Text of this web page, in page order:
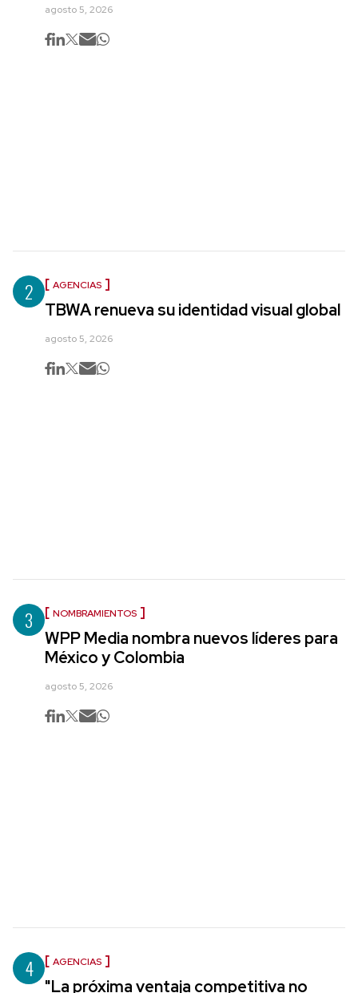
agosto 5, 2026
2 AGENCIAS
TBWA renueva su identidad visual global
agosto 5, 2026
3 NOMBRAMIENTOS
WPP Media nombra nuevos líderes para
México y Colombia
agosto 5, 2026
4 AGENCIAS
"La próxima ventaja competitiva no